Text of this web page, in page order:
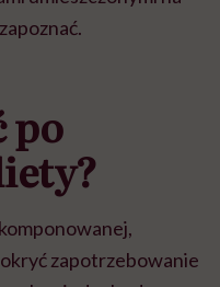
po
zapotrzebowanie